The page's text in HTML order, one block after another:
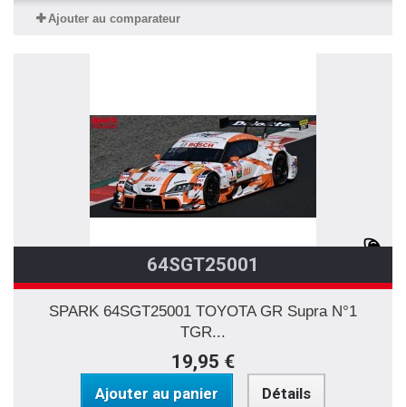
Ajouter au comparateur
64SGT25001
SPARK 64SGT25001 TOYOTA GR Supra N°1
TGR...
19,95 €
Ajouter au panier Détails